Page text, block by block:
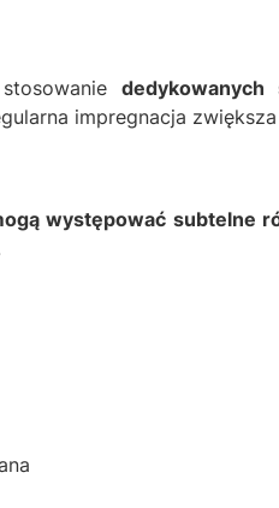
impregnacja
występować subtelne